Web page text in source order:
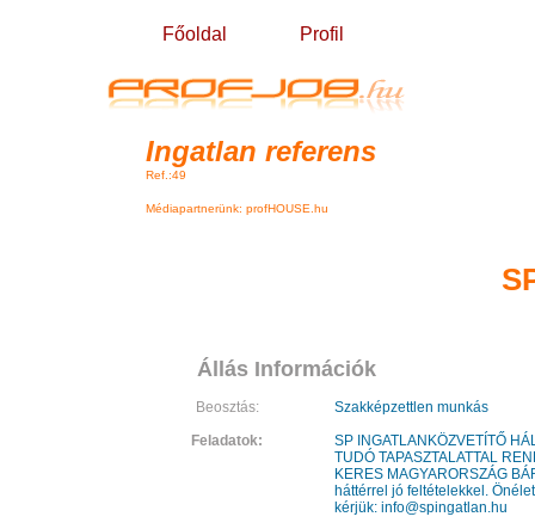
Főoldal Profil
Ingatlan referens
Ref.:49
Médiapartnerünk: profHOUSE.hu
Állás Információk
Beosztás:
Szakképzettlen munkás
Feladatok:
SP INGATLANKÖZVETÍTŐ
TUDÓ TAPASZTALATTAL
KERES MAGYARORSZÁG
háttérrel jó feltételekkel.
kérjük: info@spingatlan.hu